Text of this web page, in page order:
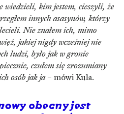
wiedzieli, kim jestem, cieszyli, że
innych asasynów, którzy
Nie znałem ich, mimo
jakiej nigdy wcześniej nie
ludzi, było jak w gronie
czułem się zrozumiany
osób jak ja – mówi Kula.
obecny jest